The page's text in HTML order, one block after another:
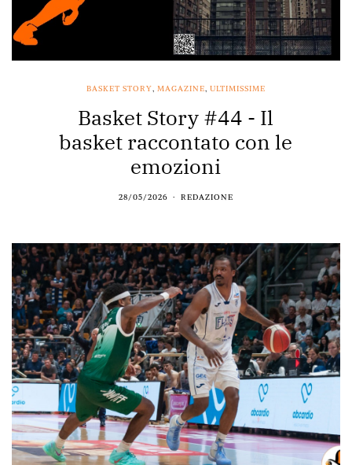
BASKET STORY, MAGAZINE, ULTIMISSIME
Basket Story #44 - Il
basket raccontato con le
emozioni
28/05/2026 REDAZIONE